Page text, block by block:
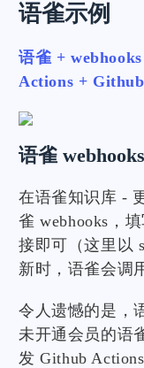
语雀示例
语雀 +
Actions +
语雀 webhooks
在语雀知识库 -
雀 webhooks，
接即可（这里以
新时，语雀会调
令人遗憾的是，
未开通会员的语
发 Github